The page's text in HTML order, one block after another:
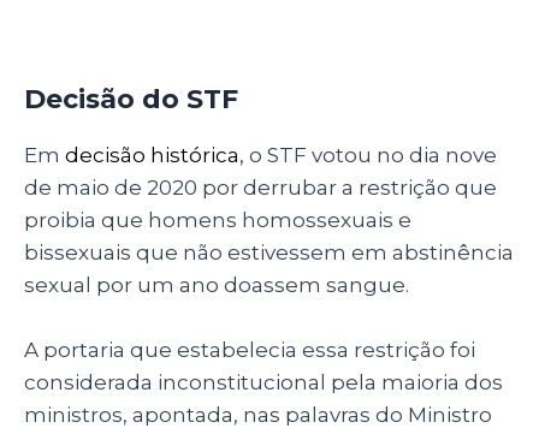
Decisão do STF
Em decisão histórica, o STF votou no dia nove
de maio de 2020 por derrubar a restrição que
proibia que homens homossexuais e
bissexuais que não estivessem em abstinência
sexual por um ano doassem sangue.
A portaria que estabelecia essa restrição foi
considerada inconstitucional pela maioria dos
ministros, apontada, nas palavras do Ministro